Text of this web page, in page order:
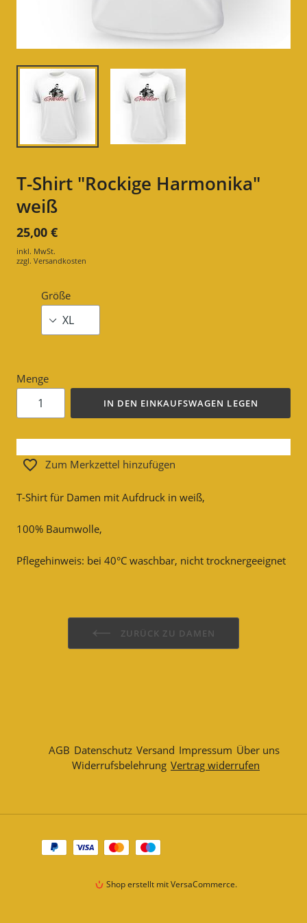
T-Shirt "Rockige Harmonika"
weiß
25,00 €
inkl. MwSt.
zzgl. Versandkosten
Größe
Menge
IN DEN EINKAUFSWAGEN LEGEN
Zum Merkzettel hinzufügen
T-Shirt für Damen mit Aufdruck in weiß,
100% Baumwolle,
Pflegehinweis: bei 40°C waschbar, nicht trocknergeeignet
ZURÜCK ZU DAMEN
AGB Datenschutz Versand Impressum Über uns
Widerrufsbelehrung Vertrag widerrufen
Zahlungsarten
Shop erstellt mit VersaCommerce.